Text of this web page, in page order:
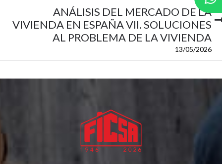
ANÁLISIS DEL MERCADO DE LA
VIVIENDA EN ESPAÑA VII. SOLUCIONES
AL PROBLEMA DE LA VIVIENDA
13/05/2026